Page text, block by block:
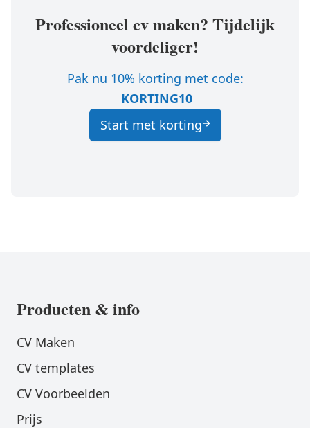
Professioneel cv maken? Tijdelijk
voordeliger!
Pak nu 10% korting met code:
KORTING10
Start met korting
Producten & info
CV Maken
CV templates
CV Voorbeelden
Prijs